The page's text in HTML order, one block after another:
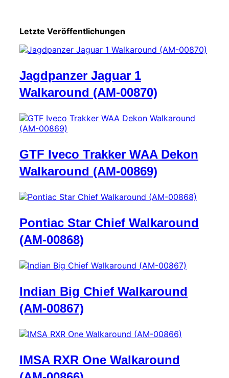
Letzte Veröffentlichungen
Jagdpanzer Jaguar 1
Walkaround (AM-00870)
GTF Iveco Trakker WAA Dekon
Walkaround (AM-00869)
Pontiac Star Chief Walkaround
(AM-00868)
Indian Big Chief Walkaround
(AM-00867)
IMSA RXR One Walkaround